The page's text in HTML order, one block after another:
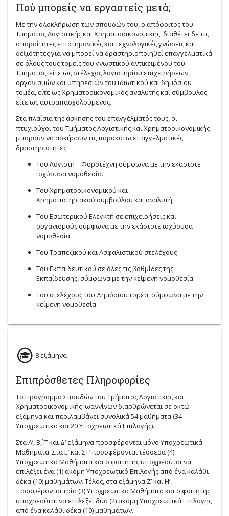
Πού μπορείς να εργαστείς μετά;
Με την ολοκλήρωση των σπουδών του, ο απόφοιτος του
Τμήματος Λογιστικής και Χρηματοοικονομικής, διαθέτει δε τις
απαραίτητες επιστημονικές και τεχνολογικές γνώσεις και
δεξιότητες για να μπορεί να δραστηριοποιηθεί επαγγελματικά
σε όλους τους τομείς του γνωστικού αντικειμένου του
Τμήματος, είτε ως στέλεχος λογιστηρίου επιχειρήσεων,
οργανισμών και υπηρεσιών του ιδιωτικού και δημόσιου
τομέα, είτε ως Χρηματοοικονομικός αναλυτής και σύμβουλος
είτε ως αυτοαπασχολούμενος.
Στα πλαίσια της άσκησης του επαγγέλματός τους, οι
πτυχιούχοι του Τμήματος Λογιστικής και Χρηματοοικονομικής
μπορούν να ασκήσουν τις παρακάτω επαγγελματικές
δραστηριότητες:
Του Λογιστή − Φοροτέχνη σύμφωνα με την εκάστοτε
ισχύουσα νομοθεσία.
Του Χρηματοοικονομικού και
Χρηματιστηριακού συμβούλου και αναλυτή
Του Εσωτερικού Ελεγκτή σε επιχειρήσεις και
οργανισμούς σύμφωνα με την εκάστοτε ισχύουσα
νομοθεσία.
Του Τραπεζικού και Ασφαλιστικού στελέχους
Του Εκπαιδευτικού σε όλες τις βαθμίδες της
Εκπαίδευσης, σύμφωνα με την κείμενη νομοθεσία.
Του στελέχους του Δημόσιου τομέα, σύμφωνα με την
κείμενη νομοθεσία.
8 εξάμηνα
Επιπρόσθετες Πληροφορίες
Το Πρόγραμμα Σπουδών του Τμήματος Λογιστικής και
Χρηματοοικονομικής Ιωαννίνων διαρθρώνεται σε οκτώ
εξάμηνα και περιλαμβάνει συνολικά 54 μαθήματα (34
Υποχρεωτικά και 20 Υποχρεωτικά Επιλογής).
Στα Α’, Β΄, Γ’ και Δ’ εξάμηνα προσφέρονται μόνο Υποχρεωτικά
Μαθήματα. Στα Ε’ και ΣΤ’ προσφέρονται τέσσερα (4)
Υποχρεωτικά Μαθήματα και ο φοιτητής υποχρεούται να
επιλέξει ένα (1) ακόμη Υποχρεωτικό Επιλογής από ένα καλάθι
δέκα (10) μαθημάτων. Τέλος, στα εξάμηνα Ζ’ και Η’
προσφέρονται τρία (3) Υποχρεωτικά Μαθήματα και ο φοιτητής
υποχρεούται να επιλέξει δύο (2) ακόμη Υποχρεωτικά Επιλογής
από ένα καλάθι δέκα (10) μαθημάτων.